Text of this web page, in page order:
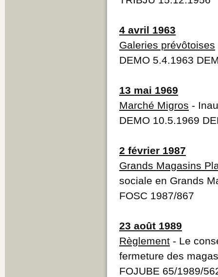
4 avril 1963
Galeries prévôtoises
DEMO 5.4.1963
13 mai 1969
Marché Migros -
DEMO 10.5.1969
2 février 1987
Grands Magasins
sociale en Grands
FOSC 1987/867
23 août 1989
Règlement - Le
fermeture des
FOJUBE 65/1989/